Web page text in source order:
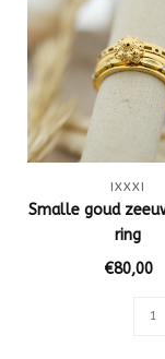
IXXXI
Smalle goud
ring
€80,00